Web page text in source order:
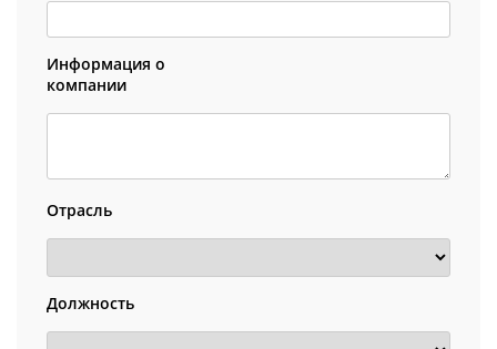
Информация о
компании
Отрасль
Должность